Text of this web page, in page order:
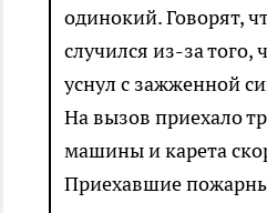
одинокий. Говорят,
случился из-за того,
уснул с зажженной
На вызов приехало
машины и карета
Приехавшие